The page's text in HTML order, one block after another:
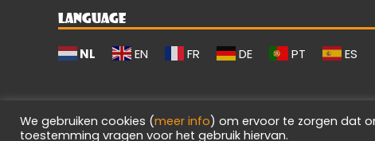
LANGUAGE
NL EN FR DE PT ES
Evilgamerz 2026 - Alle rechten voorbehouden.
We gebruiken cookies (meer info) om ervoor te zorgen dat
toestemming vragen voor het gebruik hiervan.